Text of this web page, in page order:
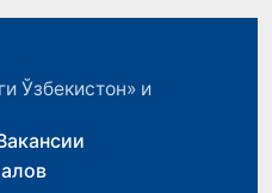
Ўзбекистон» и